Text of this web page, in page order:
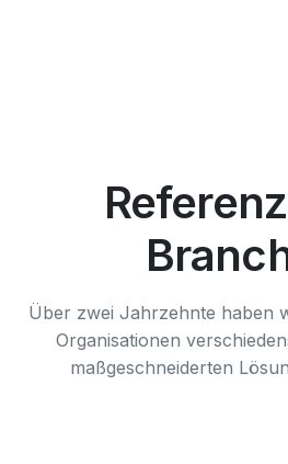
Über zwei Jahrzehnte haben
Organisationen
maßgeschneiderten